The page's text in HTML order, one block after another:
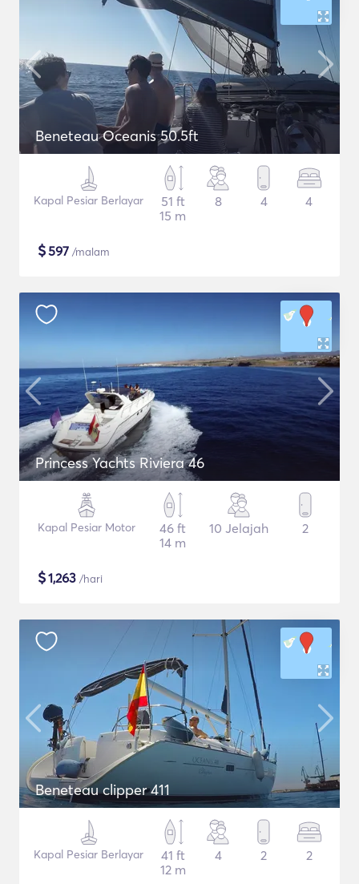
Beneteau Oceanis 50.5ft
Kapal Pesiar Berlayar
51 ft
15 m
8 4 4
$597 /malam
Princess Yachts Riviera 46
Kapal Pesiar Motor
46 ft
14 m
10 Jelajah 2
$1,263 /hari
Beneteau clipper 411
Kapal Pesiar Berlayar
41 ft
12 m
4 2 2